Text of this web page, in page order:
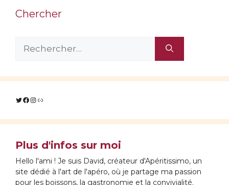
Chercher
Rechercher :
Twitter
Facebook
Instagram
Lien
Plus d'infos sur moi
Hello l'ami ! Je suis David, créateur d'Apéritissimo, un
site dédié à l'art de l'apéro, où je partage ma passion
pour les boissons, la gastronomie et la convivialité.